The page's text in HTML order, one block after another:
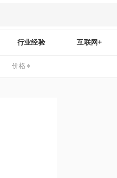
行业经验 互联网+
价格